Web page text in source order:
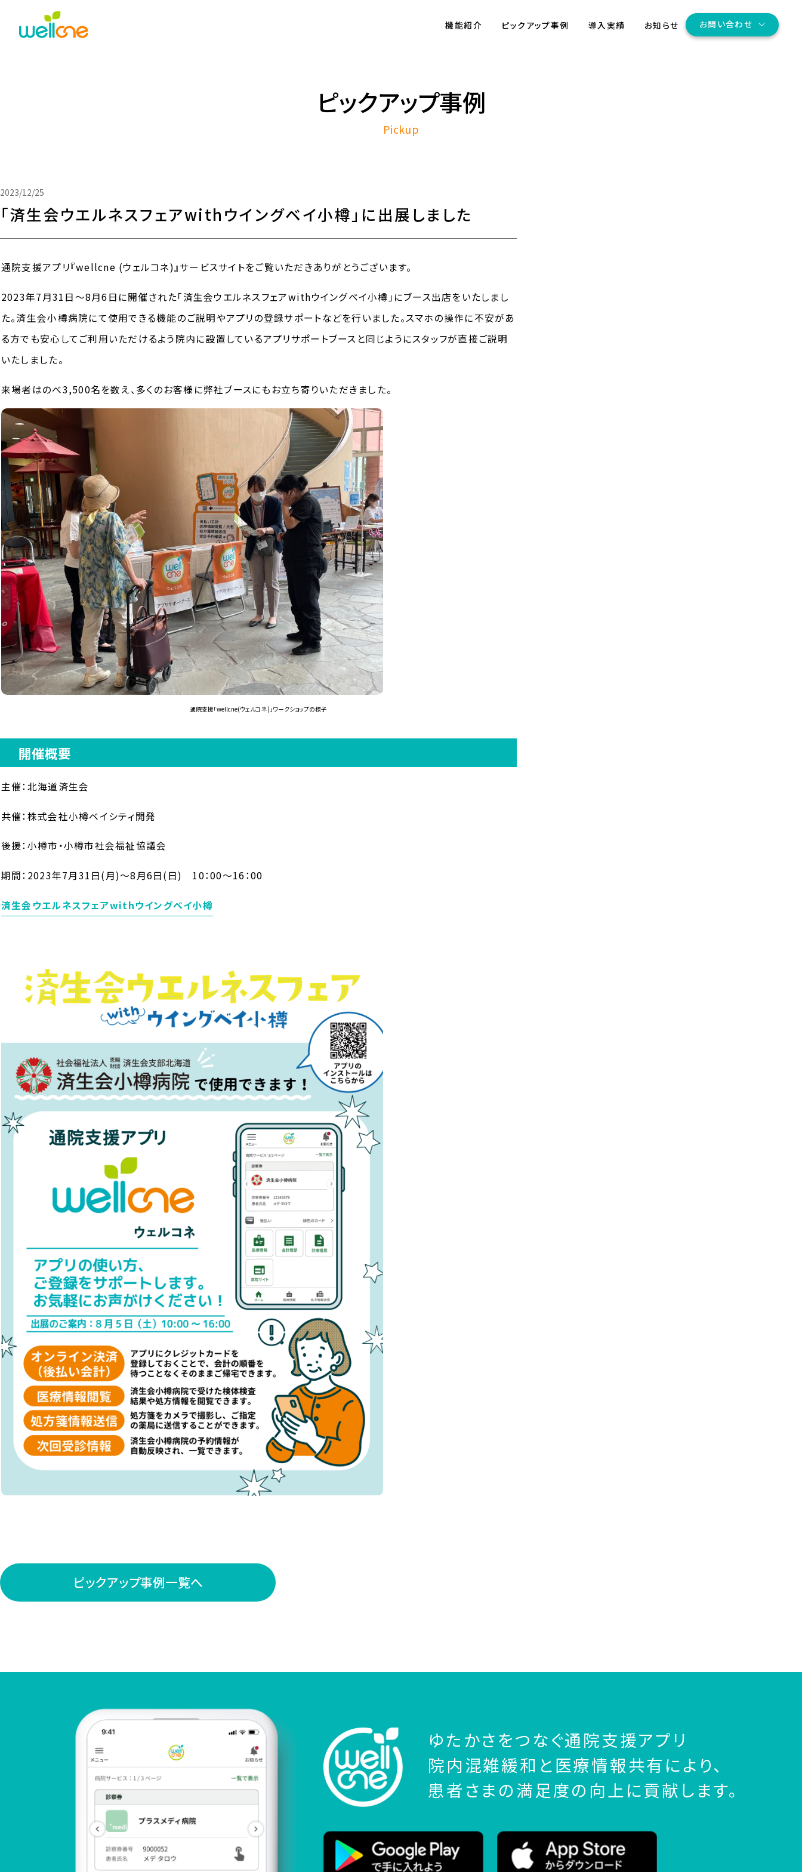
機能紹介 ピックアップ事例 導入実績 お知らせ お問い合わせ
ピックアップ事例
Pickup
2023/12/25
「済生会ウエルネスフェアwithウイングベイ小樽」に出展しました
通院支援アプリ『wellcne (ウェルコネ)』サービスサイトをご覧いただきありがとうございます。
2023年7月31日～8月6日に開催された「済生会ウエルネスフェアwithウイングベイ小樽」にブース出店をいたしまし
た。済生会小樽病院にて使用できる機能のご説明やアプリの登録サポートなどを行いました。スマホの操作に不安があ
る方でも安心してご利用いただけるよう院内に設置しているアプリサポートブースと同じようにスタッフが直接ご説明
いたしました。
来場者はのべ3,500名を数え、多くのお客様に弊社ブースにもお立ち寄りいただきました。
通院支援「wellcne(ウェルコネ)」ワークショップの様子
開催概要
主催：北海道済生会
共催：株式会社小樽ベイシティ開発
後援：小樽市・小樽市社会福祉協議会
期間：2023年7月31日(月)～8月6日(日) 10：00～16：00
済生会ウエルネスフェアwithウイングベイ小樽
ピックアップ事例一覧へ
ゆたかさをつなぐ通院支援アプリ
院内混雑緩和と医療情報共有により、
患者さまの満足度の向上に貢献します。